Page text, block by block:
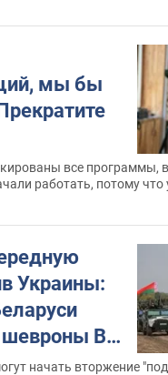
мы бы
все программы,
работать, потому что
безразлично, у которого
Украины:
шевроны ВС
начать вторжение